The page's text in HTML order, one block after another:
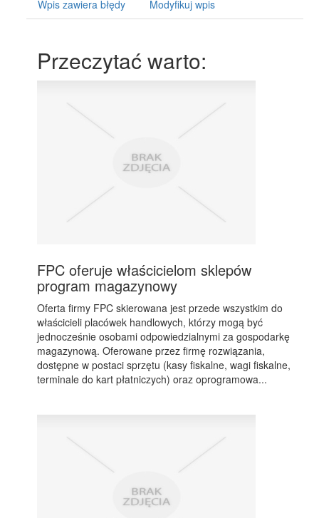
Wpis zawiera błędy Modyfikuj wpis
Przeczytać warto:
FPC oferuje właścicielom sklepów
program magazynowy
Oferta firmy FPC skierowana jest przede wszystkim do
właścicieli placówek handlowych, którzy mogą być
jednocześnie osobami odpowiedzialnymi za gospodarkę
magazynową. Oferowane przez firmę rozwiązania,
dostępne w postaci sprzętu (kasy fiskalne, wagi fiskalne,
terminale do kart płatniczych) oraz oprogramowa...